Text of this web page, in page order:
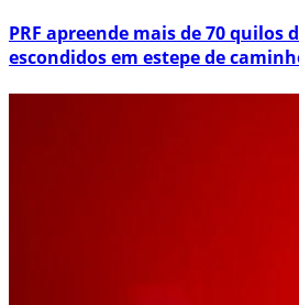
PRF apreende mais de 70 quilos
escondidos em estepe de